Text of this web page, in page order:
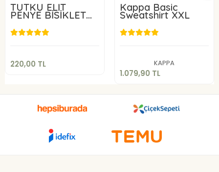
TUTKU ELİT
PENYE BİSİKLET
YAKA
220,00 TL
220,00 TL
Kappa Basic
Sweatshirt XXL
KAPPA
1.079,90 TL
1.079,90 TL